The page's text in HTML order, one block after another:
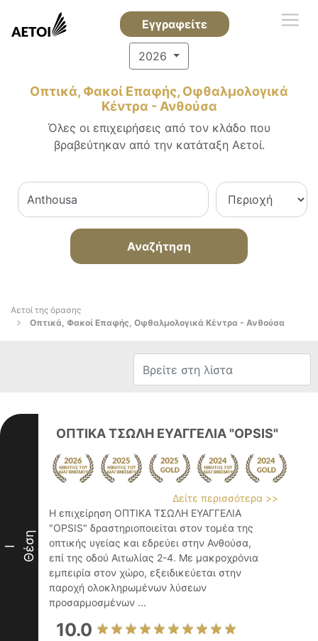
Εγγραφείτε
2026
Οπτικά, Φακοί Επαφής, Οφθαλμολογικά
Κέντρα - Ανθούσα
Όλες οι επιχειρήσεις από τον κλάδο που
βραβεύτηκαν από την κατάταξη Αετοί.
Αναζήτηση
Αετοί της όρασης
Οπτικά, Φακοί Επαφής, Οφθαλμολογικά Κέντρα - Ανθούσα
I Θέση
ΟΠΤΙΚΑ ΤΣΩΛΗ ΕΥΑΓΓΕΛΙΑ "OPSIS"
Δείτε περισσότερα >>
Η επιχείρηση ΟΠΤΙΚΑ ΤΣΩΛΗ ΕΥΑΓΓΕΛΙΑ
"OPSIS" δραστηριοποιείται στον τομέα της
οπτικής υγείας και εδρεύει στην Ανθούσα,
επί της οδού Αιτωλίας 2-4. Με μακροχρόνια
εμπειρία στον χώρο, εξειδικεύεται στην
παροχή ολοκληρωμένων λύσεων
προσαρμοσμένων ...
10.0